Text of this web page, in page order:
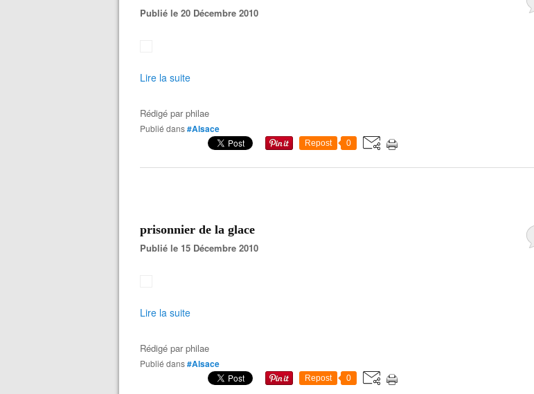
Publié le 20 Décembre 2010
Lire la suite
Rédigé parphilae
Publié dans#Alsace
Repost 0
prisonnier de la glace
Publié le 15 Décembre 2010
Lire la suite
Rédigé parphilae
Publié dans#Alsace
Repost 0